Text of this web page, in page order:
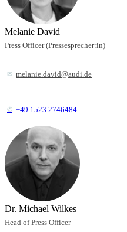
Melanie David
Press Officer (Pressesprecher:in)
melanie.david@audi.de
+49 1523 2746484
Dr. Michael Wilkes
Head of Press Officer